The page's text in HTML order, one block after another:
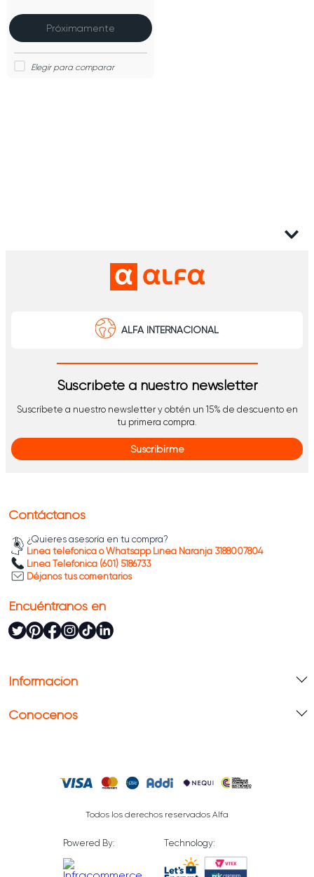
Próximamente
ALFA INTERNACIONAL
Suscríbete a nuestro newsletter
Suscríbete a nuestro newsletter y obtén un 15% de descuento en
tu primera compra.
Suscribirme
Información
Conócenos
Contáctanos
¿Quieres asesoría en tu compra?
Línea telefónica o Whatsapp Línea Naranja 3188007804
Línea Telefónica (601) 5186733
Déjanos tus comentarios
Encuéntranos en
Todos los derechos reservados Alfa
Powered By: Technology: